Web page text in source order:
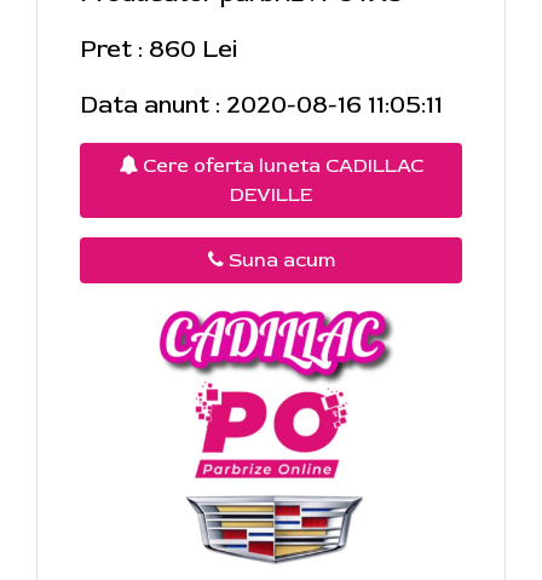
Pret : 860 Lei
Data anunt : 2020-08-16 11:05:11
Cere oferta luneta CADILLAC
DEVILLE
Suna acum